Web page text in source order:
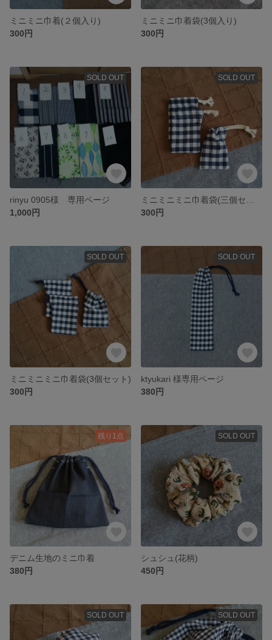
ミニミニ巾着(２個入り)
300円
ミニミニ巾着袋(3個入り)
300円
SOLD OUT
rinyu 0905様 専用ページ
1,000円
SOLD OUT
300円
SOLD OUT
ミニミニミニ巾着袋(3個セット)
300円
SOLD OUT
ktyukari 様専用ページ
380円
残り1点
デニム生地のミニ巾着
380円
SOLD OUT
シュシュ(花柄)
450円
SOLD OUT SOLD OUT